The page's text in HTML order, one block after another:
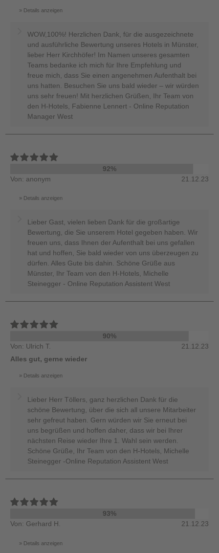
Details anzeigen
WOW,100%! Herzlichen Dank, für die ausgezeichnete
und ausführliche Bewertung unseres Hotels in Münster,
lieber Herr Kirchhöfer! Im Namen unseres gesamten
Teams bedanke ich mich für Ihre Empfehlung und
freue mich, dass Sie einen angenehmen Aufenthalt bei
uns hatten. Besuchen Sie uns bald wieder – wir würden
uns sehr freuen! Mit herzlichen Grüßen, Ihr Team von
den H-Hotels, Fabienne Lennert - Online Reputation
Manager West
92%
Von: anonym
21.12.23
Details anzeigen
Lieber Gast, vielen lieben Dank für die großartige
Bewertung, die Sie unserem Hotel gegeben haben. Wir
freuen uns, dass Ihnen der Aufenthalt bei uns gefallen
hat und hoffen, Sie bald wieder von uns überzeugen zu
dürfen. Alles Gute bis dahin. Schöne Grüße aus
Münster, Ihr Team von den H-Hotels, Michelle
Steinegger - Online Reputation Assistent West
90%
Von: Ulrich T.
21.12.23
Alles gut, gerne wieder
Details anzeigen
Lieber Herr Töllers, ganz herzlichen Dank für die
schöne Bewertung, über die sich all unsere Mitarbeiter
sehr gefreut haben. Gern würden wir Sie erneut bei
uns begrüßen und hoffen daher, dass wir bei Ihrer
nächsten Reise wieder Ihre 1. Wahl sein werden.
Schöne Grüße, Ihr Team von den H-Hotels, Michelle
Steinegger -Online Reputation Assistent West
93%
Von: Gerhard H.
21.12.23
Details anzeigen